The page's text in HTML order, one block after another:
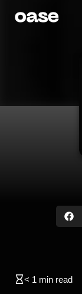
< 1 min read